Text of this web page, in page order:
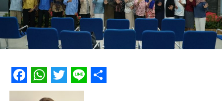
Facebook
WhatsApp
Twitter
Line